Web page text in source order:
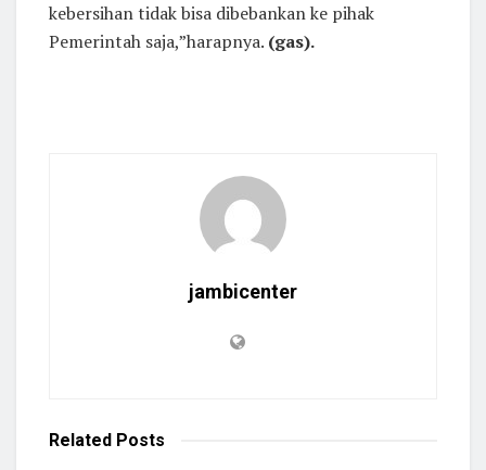
kebersihan tidak bisa dibebankan ke pihak
Pemerintah saja,”harapnya. (gas).
jambicenter
Related Posts